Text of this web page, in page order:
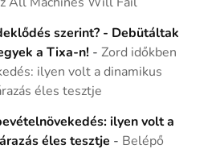
szerint? - Debütáltak
a Tixa-n! -Zord időkben
ilyen volt a dinamikus
éles tesztje
ilyen volt a
éles tesztje - Belépő